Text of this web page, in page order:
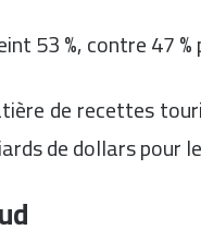
53 %, contre 47 %
de recettes
de dollars pour